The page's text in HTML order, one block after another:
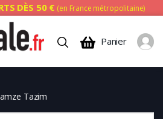
DÈS 50 € (en France métropolitaine)
Panier
Tazim